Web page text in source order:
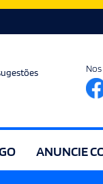
Nos
ANUNCIE